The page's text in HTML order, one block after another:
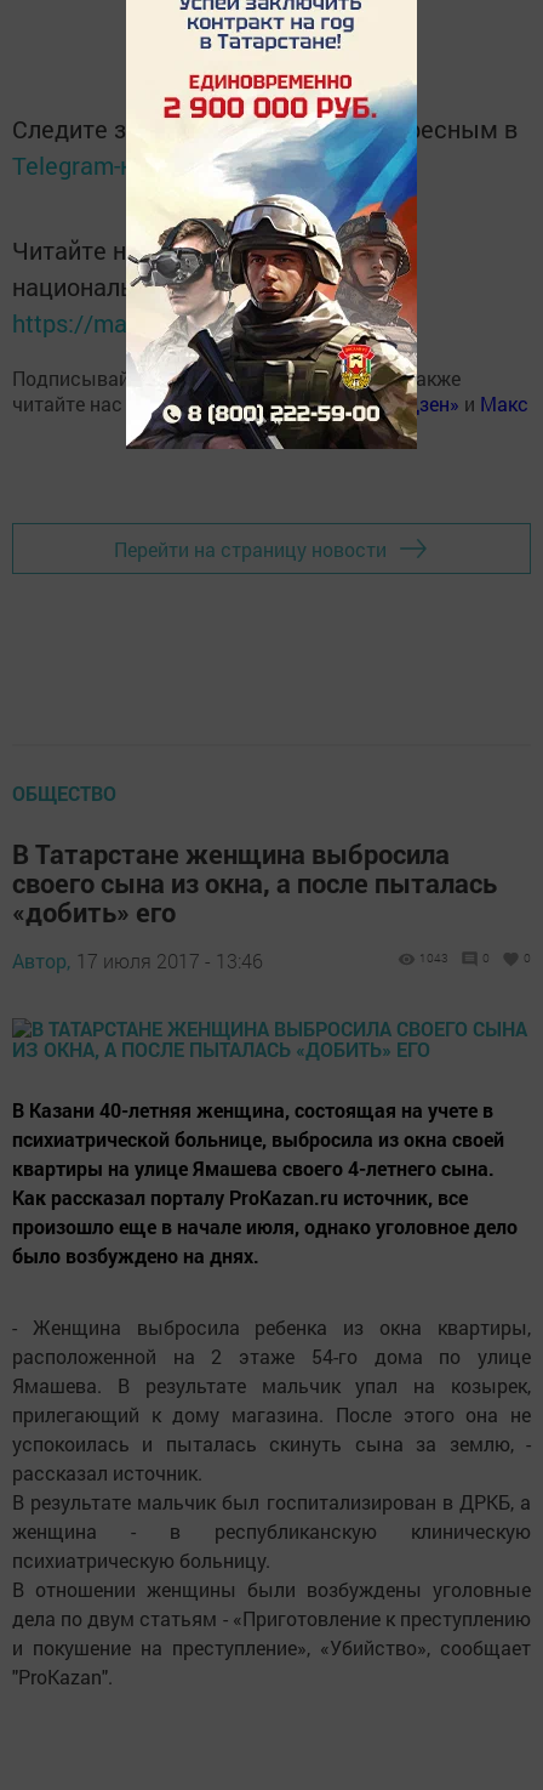
Следите за самым важным и интересным в
Telegram-канале
Татмедиа
Читайте новости Татарстана в
национальном мессенджере MАХ:
https://max.ru/tatmedia
Подписывайтесь на наш Telegram-канал, а также
читайте нас
Вконтакте,Одноклассниках,«Дзен» и Макс
Перейти на страницу новости
ОБЩЕСТВО
В Татарстане женщина выбросила
своего сына из окна, а после пыталась
«добить» его
Автор, 17 июля 2017 - 13:46 1043 0 0
В Казани 40-летняя женщина, состоящая на учете в
психиатрической больнице, выбросила из окна своей
квартиры на улице Ямашева своего 4-летнего сына.
Как рассказал порталу ProKazan.ru источник, все
произошло еще в начале июля, однако уголовное дело
было возбуждено на днях.
- Женщина выбросила ребенка из окна квартиры,
расположенной на 2 этаже 54-го дома по улице
Ямашева. В результате мальчик упал на козырек,
прилегающий к дому магазина. После этого она не
успокоилась и пыталась скинуть сына за землю, -
рассказал источник.
В результате мальчик был госпитализирован в ДРКБ, а
женщина - в республиканскую клиническую
психиатрическую больницу.
В отношении женщины были возбуждены уголовные
дела по двум статьям - «Приготовление к преступлению
и покушение на преступление», «Убийство», сообщает
"ProKazan".